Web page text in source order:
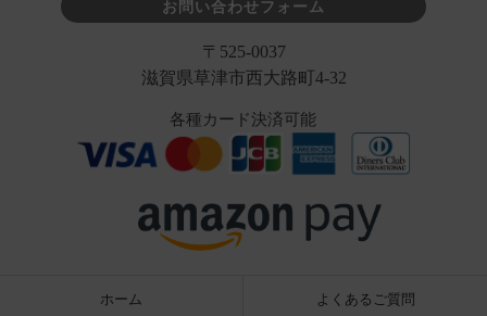
お問い合わせフォーム
〒525-0037
滋賀県草津市西大路町4-32
各種カード決済可能
ホーム よくあるご質問